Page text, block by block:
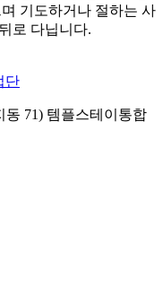
기도하거나 절하는 사
로 다닙니다.
동 71) 템플스테이통합